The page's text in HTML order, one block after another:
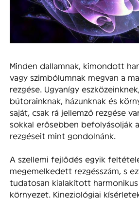
Minden dallamnak, kimondott
vagy szimbólumnak megvan a
rezgése. Ugyanígy
bútorainknak, házunknak és
saját, csak rá jellemző rezgése
sokkal erősebben befolyásolják
rezgéseit mint gondolnánk.
A szellemi fejlődés egyik
megemelkedett rezgésszám, s
tudatosan kialakított harmonikus
környezet. Kineziológiai